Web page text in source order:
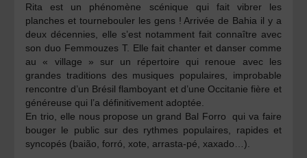
Rita est un phénomène scénique qui fait vibrer les
planches et tournebouler les gens ! Arrivée de Bahia il y a
deux décennies, elle s’est notamment fait connaître avec
son duo Femmouzes T. Elle fait chanter et danser comme
au « village » sur un répertoire qui renoue avec les
grandes traditions des musiques populaires, improbable
rencontre d’un Brésil flamboyant et d’une Occitanie fière et
généreuse qui l’a définitivement adoptée.
En trio, elle nous propose un grand Bal Forro qui va faire
bouger le public sur des rythmes populaires, rapides et
syncopés (baião, forró, xote, arrasta-pé, xaxado…).